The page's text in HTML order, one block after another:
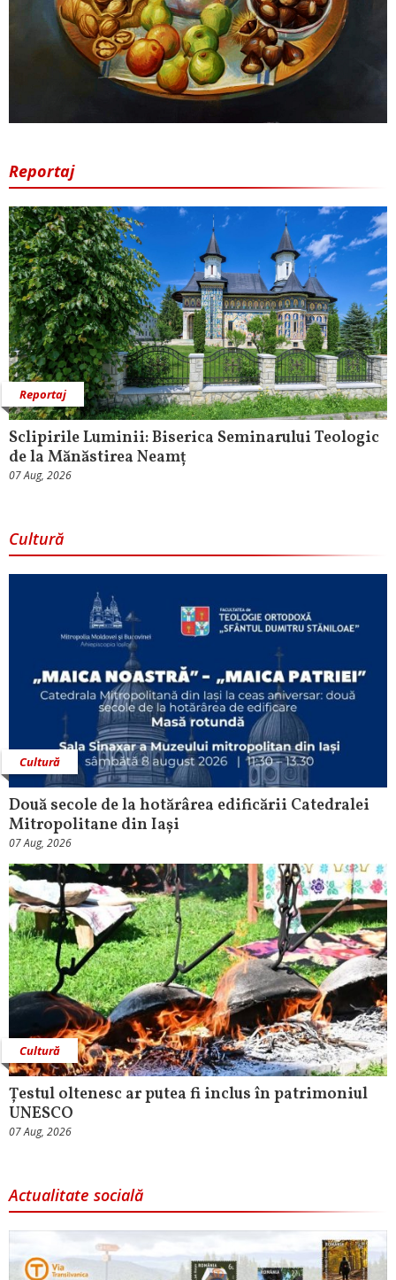
Reportaj
Reportaj
Sclipirile Luminii: Biserica Seminarului Teologic
de la Mănăstirea Neamț
07 Aug, 2026
Cultură
Cultură
Două secole de la hotărârea edificării Catedralei
Mitropolitane din Iași
07 Aug, 2026
Cultură
Țestul oltenesc ar putea fi inclus în patrimoniul
UNESCO
07 Aug, 2026
Actualitate socială